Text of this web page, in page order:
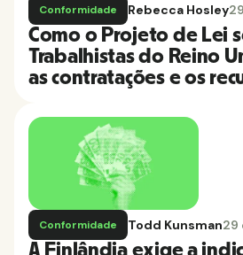
Conformidade Rebecca Hosley
Como o Projeto de Lei
Trabalhistas do Reino
as contratações e os
Conformidade Todd Kunsman29
A Finlândia exige a